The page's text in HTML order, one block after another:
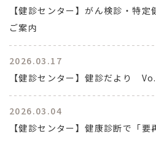
【健診センター】がん検診・特
ご案内
2026.03.17
【健診センター】健診だより
2026.03.04
【健診センター】健康診断で「